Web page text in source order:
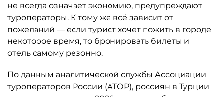
не всегда означает экономию, предупреждают
туроператоры. К тому же всё зависит от
пожеланий — если турист хочет пожить в городе
некоторое время, то бронировать билеты и
отель самому резонно.
По данным аналитической службы Ассоциации
туроператоров России (АТОР), россиян в Турции